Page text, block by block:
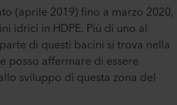
(aprile 2019) fino a marzo 2020,
idrici in HDPE. Più di uno al
di questi bacini si trova nella
posso affermare di essere
sviluppo di questa zona del